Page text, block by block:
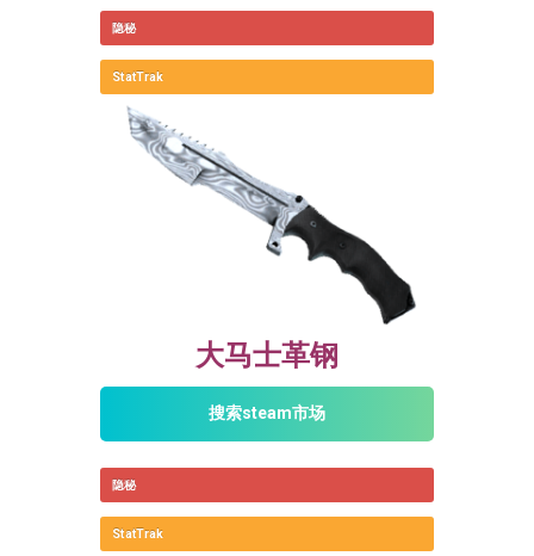
隐秘
StatTrak
大马士革钢
搜索steam市场
隐秘
StatTrak